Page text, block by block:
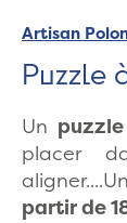
Artisan
Puzzle
Un
placer
partir de